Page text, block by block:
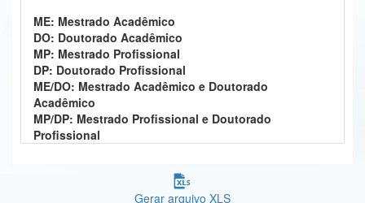
Ministério da Mulher, da Família e dos Direitos Humanos
Secretaria-Geral
Secretaria de Governo
Gabinete de Segurança Institucional
ME: Mestrado Acadêmico
DO: Doutorado Acadêmico
MP: Mestrado Profissional
DP: Doutorado Profissional
ME/DO: Mestrado Acadêmico e Doutorado
Acadêmico
MP/DP: Mestrado Profissional e Doutorado
Profissional
Gerar arquivo XLS